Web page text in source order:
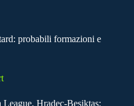
probabili formazioni e
Hradec-Besiktas: